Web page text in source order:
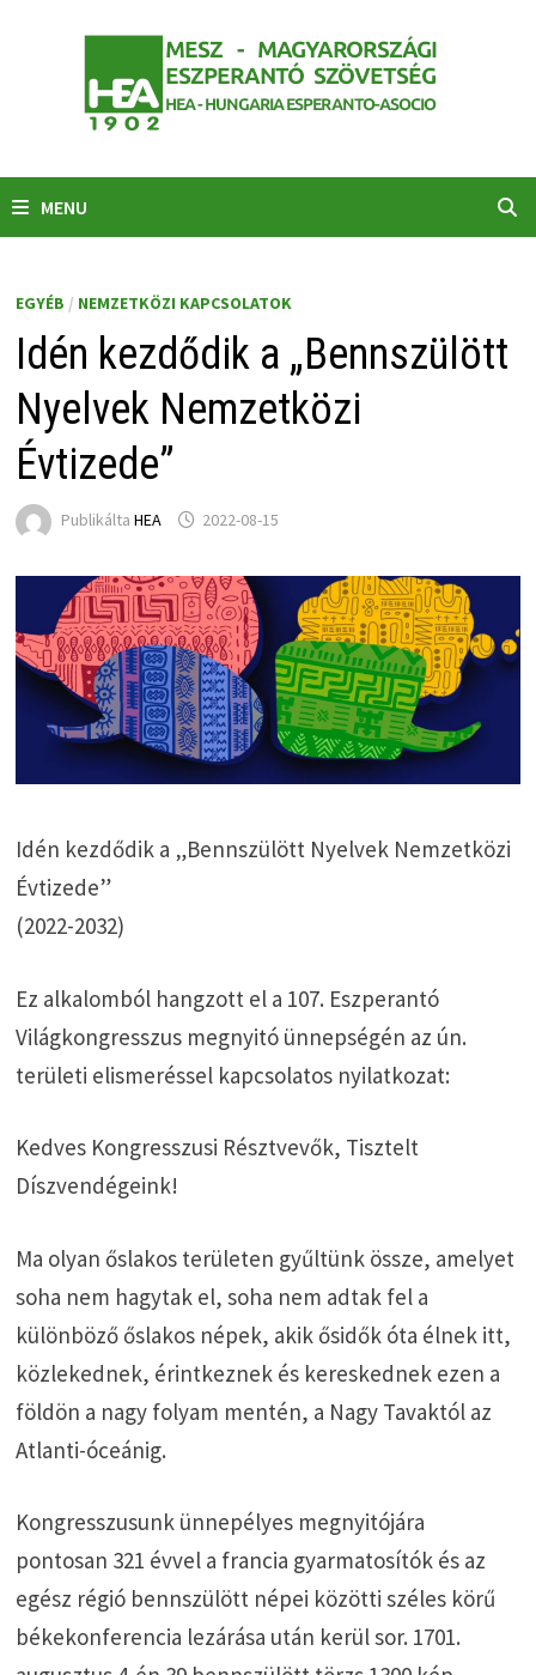
MENU
EGYÉB / NEMZETKÖZI KAPCSOLATOK
Idén kezdődik a „Bennszülött
Nyelvek Nemzetközi
Évtizede”
Publikálta HEA 2022-08-15
Idén kezdődik a „Bennszülött Nyelvek Nemzetközi
Évtizede”
(2022-2032)
Ez alkalomból hangzott el a 107. Eszperantó
Világkongresszus megnyitó ünnepségén az ún.
területi elismeréssel kapcsolatos nyilatkozat:
Kedves Kongresszusi Résztvevők, Tisztelt
Díszvendégeink!
Ma olyan őslakos területen gyűltünk össze, amelyet
soha nem hagytak el, soha nem adtak fel a
különböző őslakos népek, akik ősidők óta élnek itt,
közleked­nek, érintkeznek és kereskednek ezen a
földön a nagy folyam mentén, a Nagy Tavaktól az
Atlanti-óceánig.
Kongresszusunk ünnepélyes megnyitójára
pontosan 321 évvel a francia gyar­matosítók és az
egész régió bennszülött népei közötti széles körű
békekonferen­cia lezárása után kerül sor. 1701.